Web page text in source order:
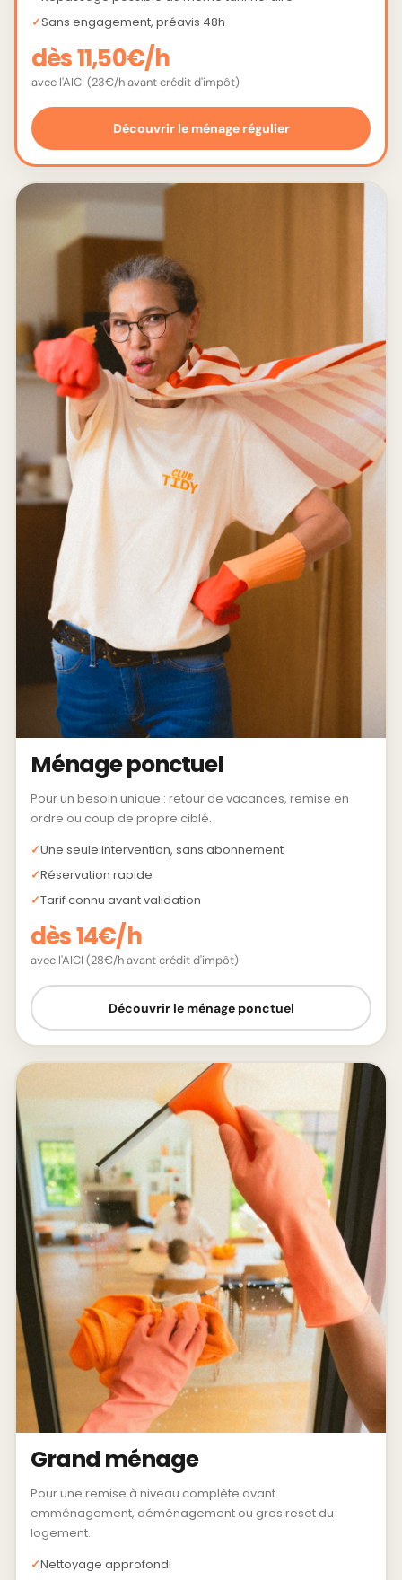
Sans engagement, préavis 48h
dès 11,50€/h
avec l'AICI (23€/h avant crédit d'impôt)
Découvrir le ménage régulier
Ménage ponctuel
Pour un besoin unique : retour de vacances, remise en
ordre ou coup de propre ciblé.
Une seule intervention, sans abonnement
Réservation rapide
Tarif connu avant validation
dès 14€/h
avec l'AICI (28€/h avant crédit d'impôt)
Découvrir le ménage ponctuel
Grand ménage
Pour une remise à niveau complète avant
emménagement, déménagement ou gros reset du
logement.
Nettoyage approfondi